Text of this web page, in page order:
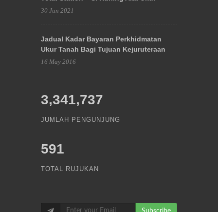
30 Jun 2021
Jadual Kadar Bayaran Perkhidmatan
Ukur Tanah Bagi Tujuan Kejuruteraan
16 May 2016
3,341,737
JUMLAH PENGUNJUNG
591
TOTAL RUJUKAN